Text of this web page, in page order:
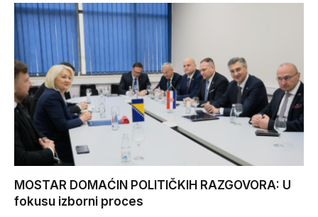
MOSTAR DOMAĆIN POLITIČKIH RAZGOVORA: U
fokusu izborni proces